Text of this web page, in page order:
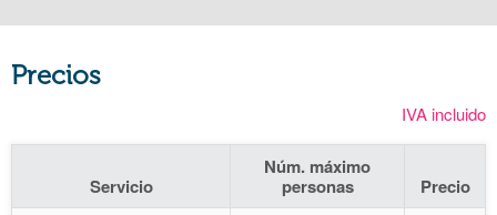
Precios
IVA incluido
Servicio
Núm. máximo
personas
Precio